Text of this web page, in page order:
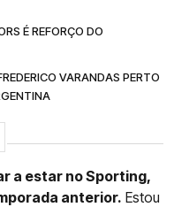
É REFORÇO DO
VARANDAS PERTO
a estar no Sporting,
anterior. Estou